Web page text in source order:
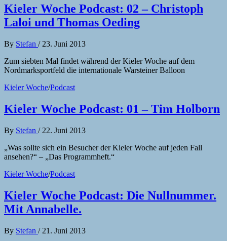
Kieler Woche Podcast: 02 – Christoph
Laloi und Thomas Oeding
By Stefan / 23. Juni 2013
Zum siebten Mal findet während der Kieler Woche auf dem
Nordmarksportfeld die internationale Warsteiner Balloon
Kieler Woche/Podcast
Kieler Woche Podcast: 01 – Tim Holborn
By Stefan / 22. Juni 2013
„Was sollte sich ein Besucher der Kieler Woche auf jeden Fall
ansehen?“ – „Das Programmheft.“
Kieler Woche/Podcast
Kieler Woche Podcast: Die Nullnummer.
Mit Annabelle.
By Stefan / 21. Juni 2013